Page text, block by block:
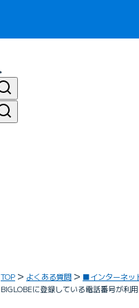
TOP よくある質問 ■インターネッ
BIGLOBEに登録している電話番号が利